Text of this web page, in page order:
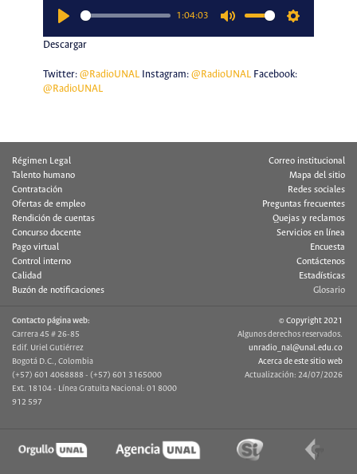
1:04:03
Descargar
Twitter: @RadioUNALInstagram: @RadioUNALFacebook:
@RadioUNAL
Régimen Legal
Talento humano
Contratación
Ofertas de empleo
Rendición de cuentas
Concurso docente
Pago virtual
Control interno
Calidad
Buzón de notificaciones
Correo institucional
Mapa del sitio
Redes sociales
Preguntas frecuentes
Quejas y reclamos
Servicios en línea
Encuesta
Contáctenos
Estadísticas
Glosario
Contacto página web:
Carrera 45 # 26-85
Edif. Uriel Gutiérrez
Bogotá D.C., Colombia
(+57) 601 4068888 - (+57) 601 3165000
Ext. 18104 - Línea Gratuita Nacional: 01 8000
912 597
© Copyright 2021
Algunos derechos reservados.
unradio_nal@unal.edu.co
Acerca de este sitio web
Actualización: 24/07/2026